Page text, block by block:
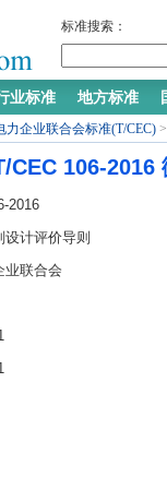
标准搜索：
业标准 地方标准
力企业联合会标准(T/CEC) >
CEC 106-2016
2016
计评价导则
业联合会